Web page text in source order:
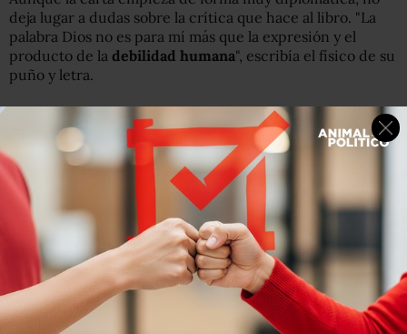
deja lugar a dudas sobre la crítica que hace al libro. "La
palabra Dios no es para mí más que la expresión y el
producto de la debilidad humana", escribía el físico de su
puño y letra.
Con un lenguaje llano y sin florituras, Einstein califica la
religión judía de " encarnación supersticiosa
" como lo
son todas las religiones y la Biblia "una colección de
leyendas "venerables pero bastante primitivas".